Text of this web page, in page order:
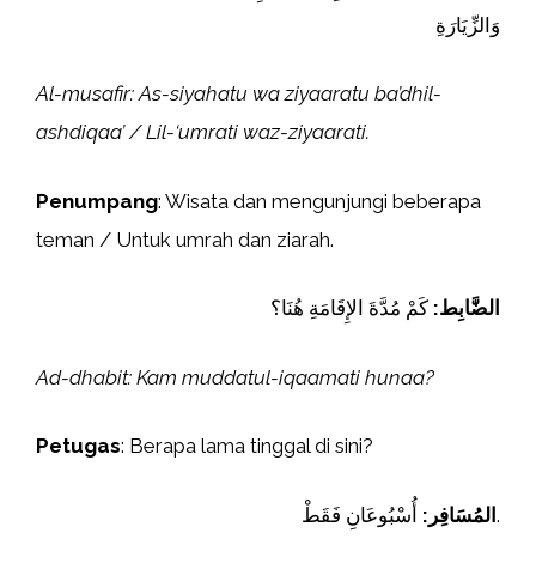
وَالزِّيَارَةِ
Al-musafir: As-siyahatu wa ziyaaratu ba’dhil-
ashdiqaa’ / Lil-‘umrati waz-ziyaarati.
Penumpang: Wisata dan mengunjungi beberapa
teman / Untuk umrah dan ziarah.
الضَّابِط: كَمْ مُدَّةَ الإِقَامَةِ هُنَا؟
Ad-dhabit: Kam muddatul-iqaamati hunaa?
Petugas: Berapa lama tinggal di sini?
المُسَافِر:أُسْبُوعَانِ فَقَطْ.